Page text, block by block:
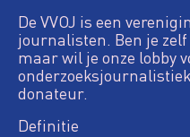
De VVOJ is een
journalisten. Ben je
maar wil je onze lobby
donateur.
Definitie